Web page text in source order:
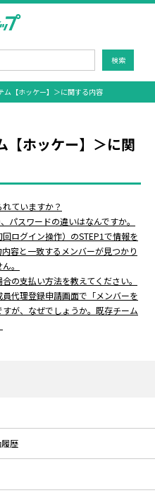
検索
ム【ホッケー】＞に関する内容
【ホッケー】＞に関
ていますか？
パスワードの違いはなんですか。
ログイン操作）のSTEP1で情報を
容と一致するメンバーが見つかり
。
の支払い方法を教えてください。
代理登録申請画面で「メンバーを
が、なぜでしょうか。既存チーム
歴